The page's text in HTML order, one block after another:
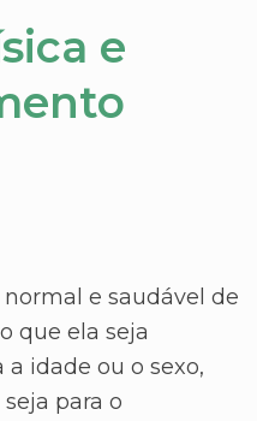
e
e saudável de
que ela seja
idade ou o sexo,
para o